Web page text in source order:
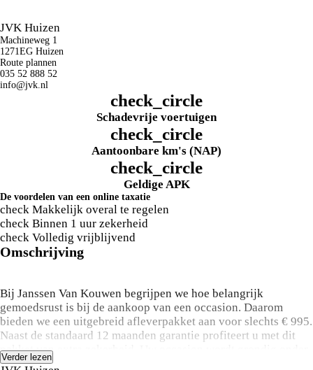
JVK Huizen
Machineweg 1
1271EG Huizen
Route plannen
035 52 888 52
info@jvk.nl
check_circle
Schadevrije voertuigen
check_circle
Aantoonbare km's (NAP)
check_circle
Geldige APK
De voordelen van een online taxatie
check Makkelijk overal te regelen
check Binnen 1 uur zekerheid
check Volledig vrijblijvend
Omschrijving
Bij Janssen Van Kouwen begrijpen we hoe belangrijk
gemoedsrust is bij de aankoop van een occasion. Daarom
bieden we een uitgebreid afleverpakket aan voor slechts € 995.
Naast de standaard 12 maanden garantie profiteert u met dit
pakket van extra zekerheid. Uw occasion wordt grondig onder
handen genomen met een uitgebreide onderhoudsbeurt, 12
Verder lezen